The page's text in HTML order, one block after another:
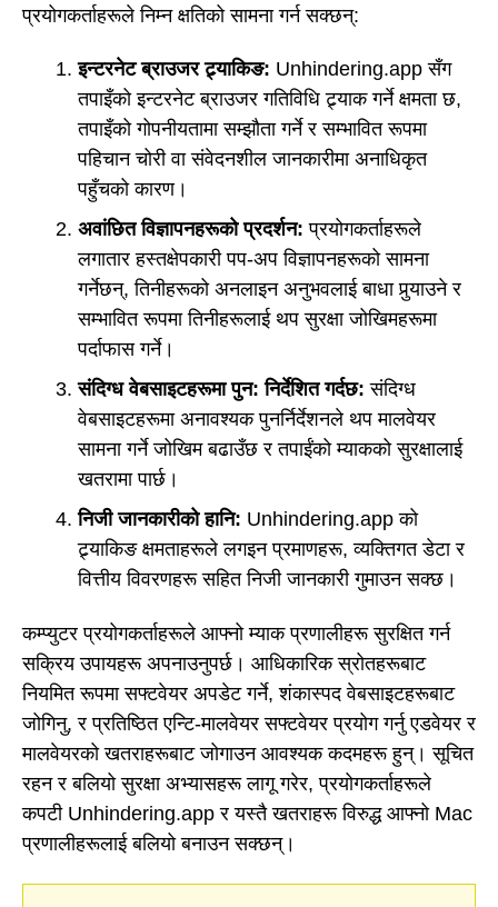
प्रयोगकर्ताहरूले निम्न क्षतिको सामना गर्न सक्छन्:
इन्टरनेट ब्राउजर ट्र्याकिङ: Unhindering.app सँग
तपाइँको इन्टरनेट ब्राउजर गतिविधि ट्र्याक गर्ने क्षमता छ,
तपाइँको गोपनीयतामा सम्झौता गर्ने र सम्भावित रूपमा
पहिचान चोरी वा संवेदनशील जानकारीमा अनाधिकृत
पहुँचको कारण।
अवांछित विज्ञापनहरूको प्रदर्शन: प्रयोगकर्ताहरूले
लगातार हस्तक्षेपकारी पप-अप विज्ञापनहरूको सामना
गर्नेछन्, तिनीहरूको अनलाइन अनुभवलाई बाधा पुर्‍याउने र
सम्भावित रूपमा तिनीहरूलाई थप सुरक्षा जोखिमहरूमा
पर्दाफास गर्ने।
संदिग्ध वेबसाइटहरूमा पुन: निर्देशित गर्दछ: संदिग्ध
वेबसाइटहरूमा अनावश्यक पुनर्निर्देशनले थप मालवेयर
सामना गर्ने जोखिम बढाउँछ र तपाईंको म्याकको सुरक्षालाई
खतरामा पार्छ।
निजी जानकारीको हानि: Unhindering.app को
ट्र्याकिङ क्षमताहरूले लगइन प्रमाणहरू, व्यक्तिगत डेटा र
वित्तीय विवरणहरू सहित निजी जानकारी गुमाउन सक्छ।
कम्प्युटर प्रयोगकर्ताहरूले आफ्नो म्याक प्रणालीहरू सुरक्षित गर्न
सक्रिय उपायहरू अपनाउनुपर्छ। आधिकारिक स्रोतहरूबाट
नियमित रूपमा सफ्टवेयर अपडेट गर्ने, शंकास्पद वेबसाइटहरूबाट
जोगिनु, र प्रतिष्ठित एन्टि-मालवेयर सफ्टवेयर प्रयोग गर्नु एडवेयर र
मालवेयरको खतराहरूबाट जोगाउन आवश्यक कदमहरू हुन्। सूचित
रहन र बलियो सुरक्षा अभ्यासहरू लागू गरेर, प्रयोगकर्ताहरूले
कपटी Unhindering.app र यस्तै खतराहरू विरुद्ध आफ्नो Mac
प्रणालीहरूलाई बलियो बनाउन सक्छन्।